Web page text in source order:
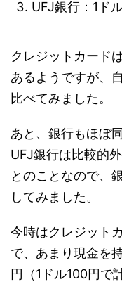
UFJ銀行：1ド
クレジットカード
あるようですが、
比べてみました。
あと、銀行もほぼ
UFJ銀行は比較的
とのことなので、
してみました。
今時はクレジット
で、あまり現金を
円（1ドル100円で